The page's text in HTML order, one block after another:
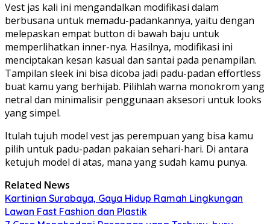
Vest jas kali ini mengandalkan modifikasi dalam
berbusana untuk memadu-padankannya, yaitu dengan
melepaskan empat button di bawah baju untuk
memperlihatkan inner-nya. Hasilnya, modifikasi ini
menciptakan kesan kasual dan santai pada penampilan.
Tampilan sleek ini bisa dicoba jadi padu-padan effortless
buat kamu yang berhijab. Pilihlah warna monokrom yang
netral dan minimalisir penggunaan aksesori untuk looks
yang simpel.
Itulah tujuh model vest jas perempuan yang bisa kamu
pilih untuk padu-padan pakaian sehari-hari. Di antara
ketujuh model di atas, mana yang sudah kamu punya.
Related News
Kartinian Surabaya, Gaya Hidup Ramah Lingkungan
Lawan Fast Fashion dan Plastik